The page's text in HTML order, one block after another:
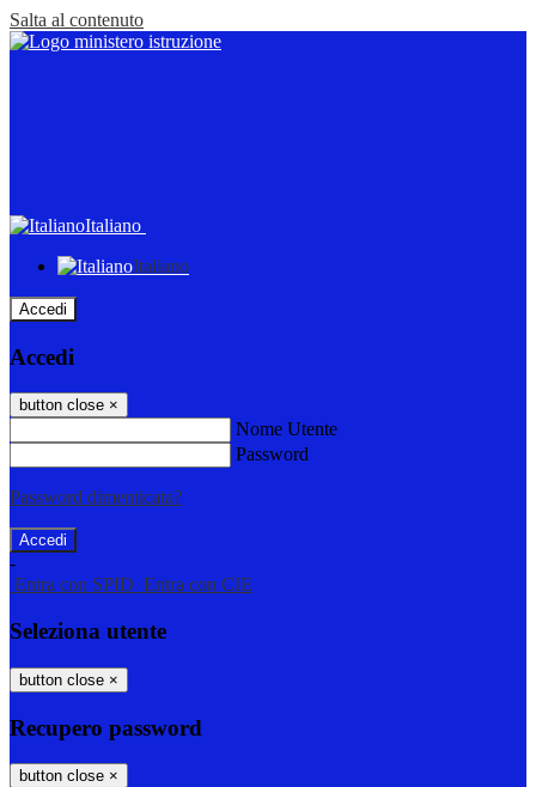
Salta al contenuto
Italiano
Italiano
Accedi
Accedi
button close ×
Nome Utente
Password
Password dimenticata?
-
Entra con SPID Entra con CIE
Seleziona utente
button close ×
Recupero password
button close ×